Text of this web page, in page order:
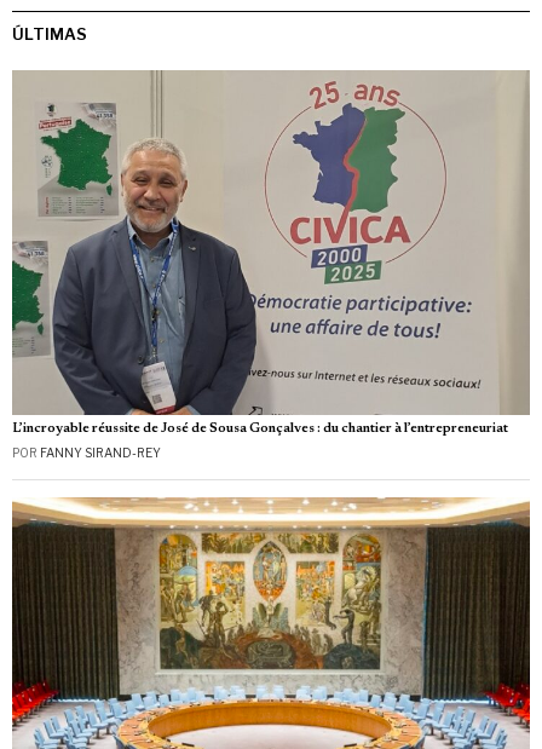
ÚLTIMAS
L’incroyable réussite de José de Sousa Gonçalves : du chantier à l’entrepreneuriat
POR FANNY SIRAND-REY